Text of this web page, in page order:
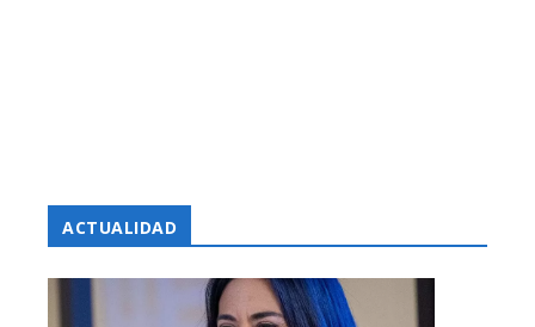
ACTUALIDAD